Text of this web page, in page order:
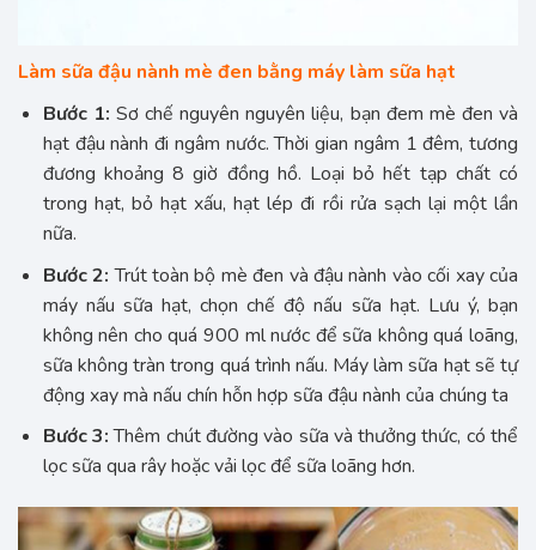
Làm sữa đậu nành mè đen bằng máy làm sữa hạt
Bước 1: Sơ chế nguyên nguyên liệu, bạn đem mè đen và
hạt đậu nành đi ngâm nước. Thời gian ngâm 1 đêm, tương
đương khoảng 8 giờ đồng hồ. Loại bỏ hết tạp chất có
trong hạt, bỏ hạt xấu, hạt lép đi rồi rửa sạch lại một lần
nữa.
Bước 2: Trút toàn bộ mè đen và đậu nành vào cối xay của
máy nấu sữa hạt, chọn chế độ nấu sữa hạt. Lưu ý, bạn
không nên cho quá 900 ml nước để sữa không quá loãng,
sữa không tràn trong quá trình nấu. Máy làm sữa hạt sẽ tự
động xay mà nấu chín hỗn hợp sữa đậu nành của chúng ta
Bước 3:Thêm chút đường vào sữa và thưởng thức, có thể
lọc sữa qua rây hoặc vải lọc để sữa loãng hơn.